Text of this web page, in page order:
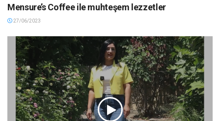
Mensure’s Coffee ile muhteşem lezzetler
27/06/2023